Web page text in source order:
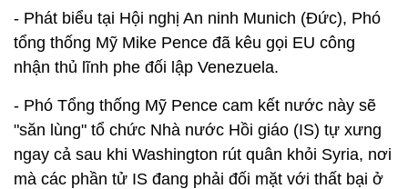
- Phát biểu tại Hội nghị An ninh Munich (Đức), Phó
tổng thống Mỹ Mike Pence đã kêu gọi EU công
nhận thủ lĩnh phe đối lập Venezuela.
- Phó Tổng thống Mỹ Pence cam kết nước này sẽ
"săn lùng" tổ chức Nhà nước Hồi giáo (IS) tự xưng
ngay cả sau khi Washington rút quân khỏi Syria, nơi
mà các phần tử IS đang phải đối mặt với thất bại ở